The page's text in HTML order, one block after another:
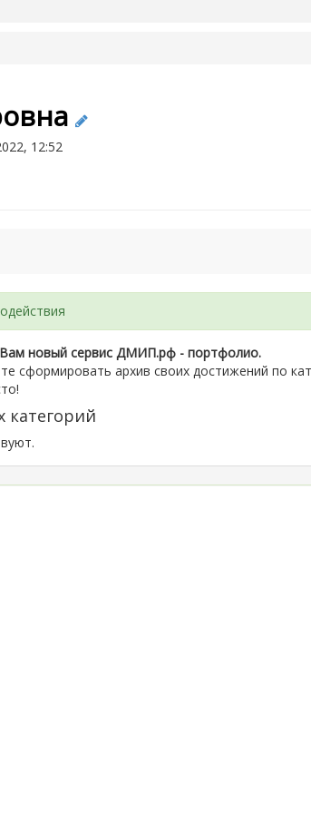
12:52
новый сервис ДМИП.рф - портфолио.
сформировать архив своих достижений по
категорий